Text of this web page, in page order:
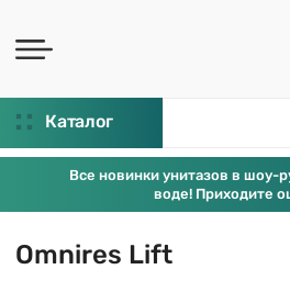
Каталог
Все новинки унитазов в шоу-
воде! Приходите
Omnires Lift